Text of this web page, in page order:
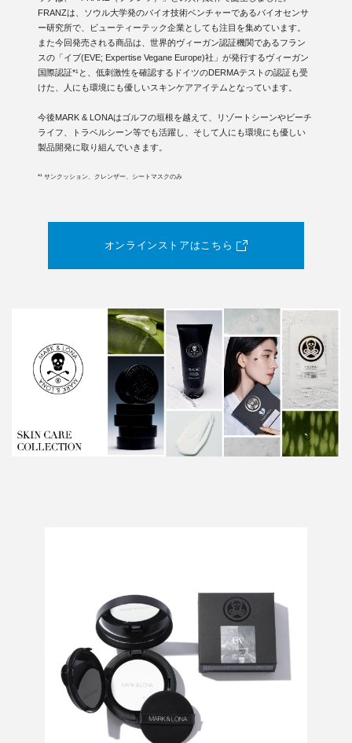
FRANZは、ソウル大学発のバイオ技術ベンチャーであるバイオセンサ
ー研究所で、ビューティーテック企業としても注目を集めています。
また今回発売される商品は、世界的ヴィーガン認証機関であるフラン
スの「イブ(EVE; Expertise Vegane Europe)社」が発行するヴィーガン
国際認証*¹と、低刺激性を確認するドイツのDERMAテストの認証も受
けた、人にも環境にも優しいスキンケアアイテムとなっています。
今後MARK & LONAはゴルフの垣根を越えて、リゾートシーンやビーチ
ライフ、トラベルシーン等でも活躍し、そして人にも環境にも優しい
製品開発に取り組んでいきます。
*¹ サンクッション、クレンザー、シートマスクのみ
オンラインストアはこちら